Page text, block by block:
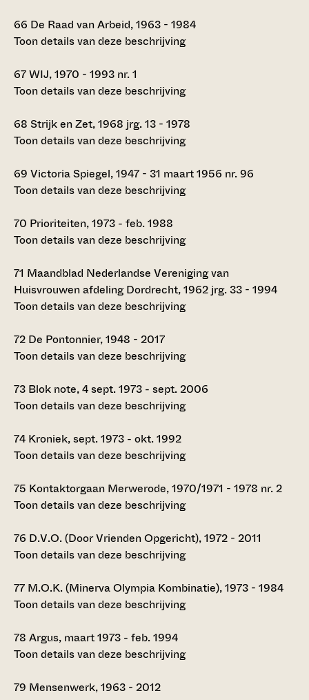
66 De Raad van Arbeid, 1963 - 1984
Toon details van deze beschrijving
67WIJ, 1970 - 1993 nr. 1
Toon details van deze beschrijving
68 Strijk en Zet, 1968 jrg. 13 - 1978
Toon details van deze beschrijving
69 Victoria Spiegel, 1947 - 31 maart 1956 nr. 96
Toon details van deze beschrijving
70 Prioriteiten, 1973 - feb. 1988
Toon details van deze beschrijving
71 Maandblad Nederlandse Vereniging van
Huisvrouwen afdeling Dordrecht, 1962 jrg. 33 - 1994
Toon details van deze beschrijving
72 De Pontonnier, 1948 - 2017
Toon details van deze beschrijving
73 Blok note, 4 sept. 1973 - sept. 2006
Toon details van deze beschrijving
74 Kroniek, sept. 1973 - okt. 1992
Toon details van deze beschrijving
75 Kontaktorgaan Merwerode, 1970/1971 - 1978 nr. 2
Toon details van deze beschrijving
76 D.V.O. (Door Vrienden Opgericht), 1972 - 2011
Toon details van deze beschrijving
77 M.O.K. (Minerva Olympia Kombinatie), 1973 - 1984
Toon details van deze beschrijving
78 Argus, maart 1973 - feb. 1994
Toon details van deze beschrijving
79 Mensenwerk, 1963 - 2012